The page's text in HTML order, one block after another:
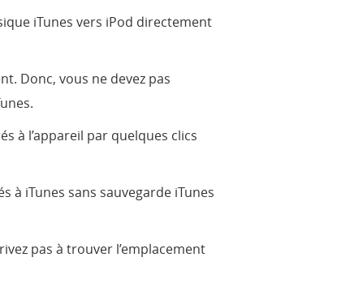
iTunes vers iPod directement
Donc, vous ne devez pas
à l’appareil par quelques clics
à iTunes sans sauvegarde iTunes
pas à trouver l’emplacement